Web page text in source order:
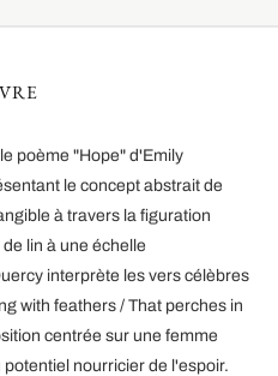
poème "Hope" d'Emily
le concept abstrait de
à travers la figuration
lin à une échelle
interprète les vers célèbres
with feathers / That perches in
centrée sur une femme
nourricier de l'espoir.